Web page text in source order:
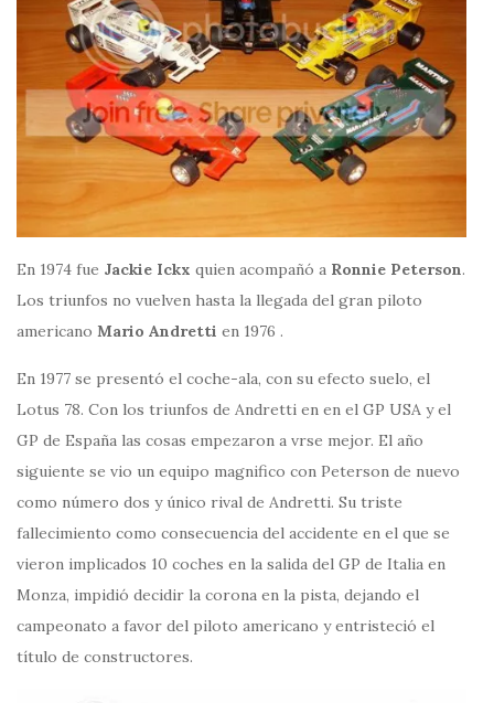
En 1974 fue Jackie Ickx quien acompañó a Ronnie Peterson.
Los triunfos no vuelven hasta la llegada del gran piloto
americano Mario Andretti en 1976 .
En 1977 se presentó el coche-ala, con su efecto suelo, el
Lotus 78. Con los triunfos de Andretti en en el GP USA y el
GP de España las cosas empezaron a vrse mejor. El año
siguiente se vio un equipo magnifico con Peterson de nuevo
como número dos y único rival de Andretti. Su triste
fallecimiento como consecuencia del accidente en el que se
vieron implicados 10 coches en la salida del GP de Italia en
Monza, impidió decidir la corona en la pista, dejando el
campeonato a favor del piloto americano y entristeció el
título de constructores.